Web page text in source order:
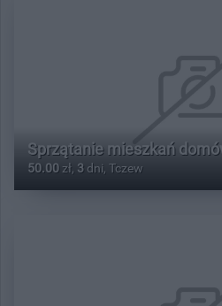
Sprzątanie mieszkań
50.00 zł, 3 dni, Tczew